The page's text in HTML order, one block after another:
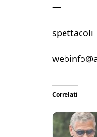
—
spettacoli
Correlati